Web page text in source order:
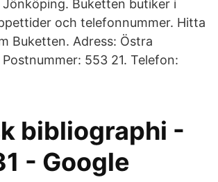
Buketten butiker i
och telefonnummer. Hitta
Buketten. Adress: Östra
553 21. Telefon:
bibliographi -
- Google